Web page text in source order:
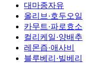
대마종자유
올리브·호두오일
카무트·파로효소
컬리케일·양배추
레몬즙·애사비
블루베리·빌베리